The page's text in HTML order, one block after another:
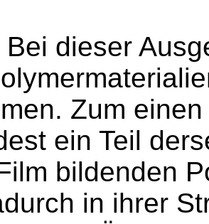
Bei dieser
Zum
ein Teil
bildenden
in ihrer